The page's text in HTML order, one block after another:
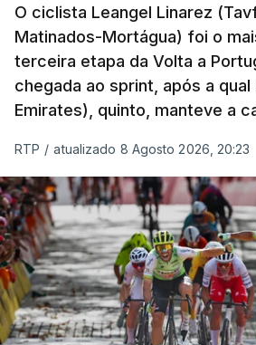
O ciclista Leangel Linarez
Matinados-Mortágua) foi o
terceira etapa da Volta a
chegada ao sprint, após a qual
Emirates), quinto, manteve a
RTP / atualizado 8 Agosto 2026, 20:23